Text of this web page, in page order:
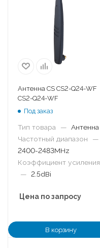
Антенна CS CS2-Q24-WF
CS2-Q24-WF
Под заказ
Тип товара — Антенна
Частотный диапазон
—
2400-2483MHz
Коэффициент усиления
— 2.5dBi
Цена по запросу
В корзину